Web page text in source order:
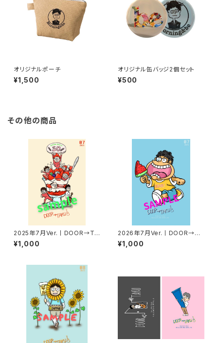
オリジナルポーチ
¥1,500
オリジナル缶バッジ2個セット
¥500
その他の商品
2025年7月Ver.丨DOOR→TA
KUポストカード
¥1,000
2026年7月Ver.丨DOOR→TA
KUポストカード
¥1,000